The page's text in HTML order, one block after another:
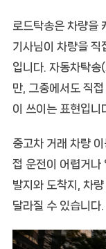
로드탁송은 차량을
기사님이 차량을 직
입니다. 자동차탁송
만, 그중에서도 직접
이 쓰이는 표현입니
중고차 거래 차량
접 운전이 어렵거나
발지와 도착지, 차
달라질 수 있습니다.